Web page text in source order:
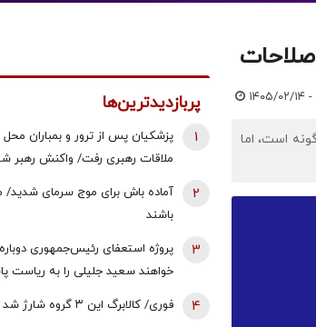
۱۴ - ۰۸:۴۴
است، اما
پربازدیدترین‌ها
پزشکیان پس از ترور و بمباران
ملاقات رهبری رفت/ واکنش رهبر
1
آماده باش برای موج سرمای شدید/
باشند
2
پروژه استعفای رئیس‌جمهوری
خواهند سعید جلیلی را به ریاست
3
فوری/ کالابرگ این ۳ گروه شارژ شد 4